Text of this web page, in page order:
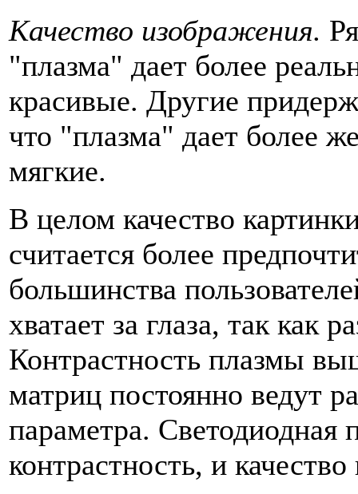
Качество изображения.
"плазма" дает более
красивые. Другие
что "плазма" дает более
мягкие.
В целом качество
считается более
большинства
хватает за глаза, так как
Контрастность плазмы
матриц постоянно ведут
параметра. Светодиодная
контрастность, и